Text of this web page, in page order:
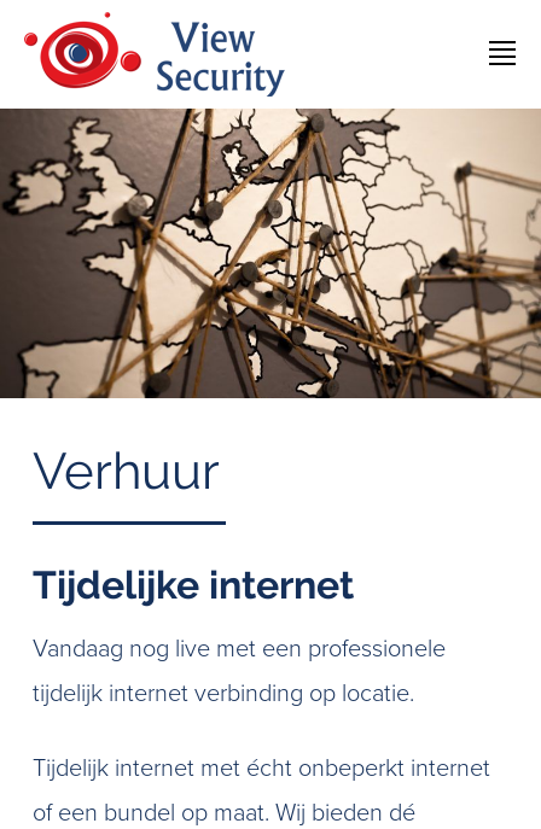
Verhuur
Tijdelijke internet
Vandaag nog live met een professionele
tijdelijk internet verbinding op locatie.
Tijdelijk internet met écht onbeperkt internet
of een bundel op maat. Wij bieden dé